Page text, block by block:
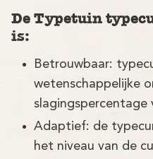
De Typetuin
is:
Betrouwbaar:
wetenschappelijke
slagingspercentage
Adaptief: de
het niveau van de